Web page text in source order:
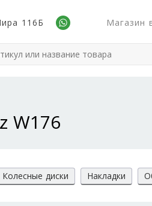
116Б Магазин
W176
Колесные диски Накладки